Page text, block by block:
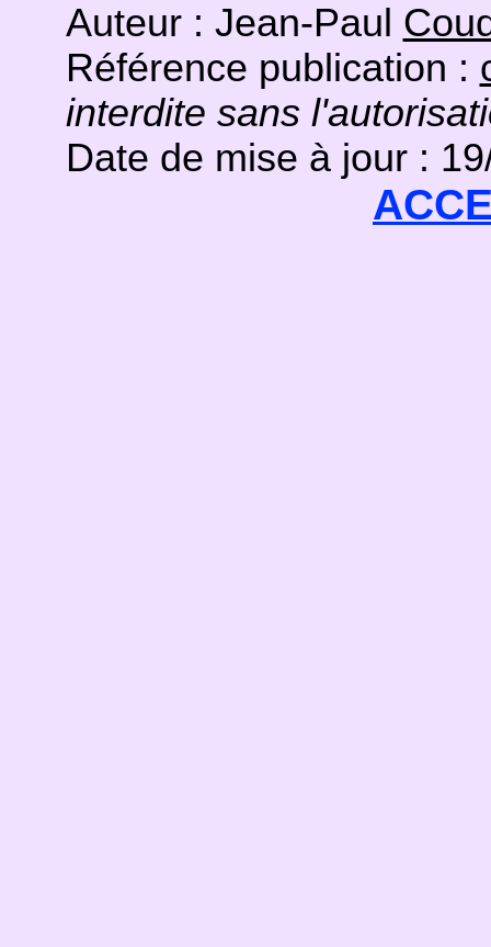
Auteur : Jean-Paul
Référence publication :
interdite sans
Date de mise à jour :